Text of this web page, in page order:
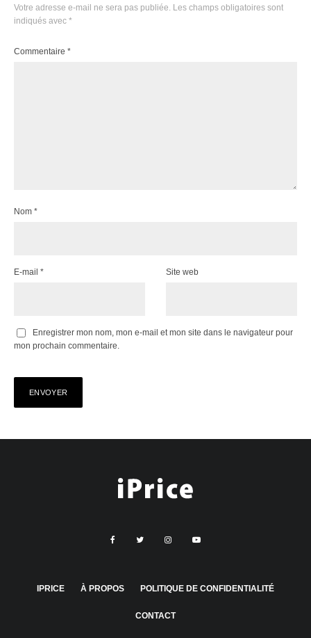
Votre adresse e-mail ne sera pas publiée. Les champs obligatoires sont
indiqués avec *
Commentaire *
Nom *
E-mail * Site web
Enregistrer mon nom, mon e-mail et mon site dans le navigateur pour
mon prochain commentaire.
IPRICE À PROPOS POLITIQUE DE CONFIDENTIALITÉ
CONTACT